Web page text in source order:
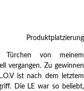
Produktplatzierung
von meinem
vergangen. Zu gewinnen
ist nach dem letztem
Die LE war so beliebt,